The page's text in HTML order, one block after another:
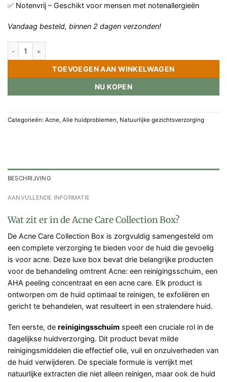
✅ Notenvrij – Geschikt voor mensen met notenallergieën
Vandaag besteld, binnen 2 dagen verzonden!
TOEVOEGEN AAN WINKELWAGEN
NU KOPEN
Categorieën: Acne, Alle huidproblemen, Natuurlijke gezichtsverzorging
BESCHRIJVING
AANVULLENDE INFORMATIE
Wat zit er in de Acne Care Collection Box?
De Acne Care Collection Box is zorgvuldig samengesteld om
een complete verzorging te bieden voor de huid die gevoelig
is voor acne. Deze luxe box bevat drie belangrijke producten
voor de behandeling omtrent Acne: een reinigingsschuim, een
AHA peeling concentraat en een acne care. Elk product is
ontworpen om de huid optimaal te reinigen, te exfoliëren en
gericht te behandelen, wat resulteert in een stralendere huid.
Ten eerste, de reinigingsschuim speelt een cruciale rol in de
dagelijkse huidverzorging. Dit product bevat milde
reinigingsmiddelen die effectief olie, vuil en onzuiverheden van
de huid verwijderen. De speciale formule is verrijkt met
natuurlijke extracten die niet alleen reinigen, maar ook de huid